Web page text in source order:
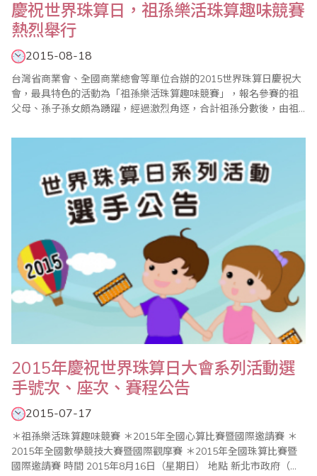
慶祝世界珠算日，祖孫樂活珠算趣味競賽
熱烈舉行
2015-08-18
台灣省商業會、全國商業總會等單位合辦的2015世界珠算日慶祝大
會，最具特色的活動為「祖孫樂活珠算趣味競賽」，報名參賽的祖
父母、孫子孫女頗為踴躍，經過激烈角逐，合計祖孫分數後，由祖
得主、22組銀牌得主。大會主席葉宗義表示，由於每年報名參賽者
婉老師主持及頒獎，劉福壽老師及全國商總理事高..
2015年慶祝世界珠算日大會系列活動選
手號次、座次、賽程公告
2015-07-17
＊祖孫樂活珠算趣味競賽 ＊2015年全國心算比賽暨國際邀請賽 ＊
2015年全國數學競技大賽暨國際觀摩賽 ＊2015年全國珠算比賽暨
國際邀請賽 時間 2015年8月16日（星期日） 地點 新北市政府（新